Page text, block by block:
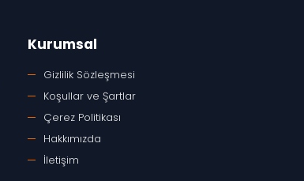
Kurumsal
Gizlilik Sözleşmesi
Koşullar ve Şartlar
Çerez Politikası
Hakkımızda
İletişim